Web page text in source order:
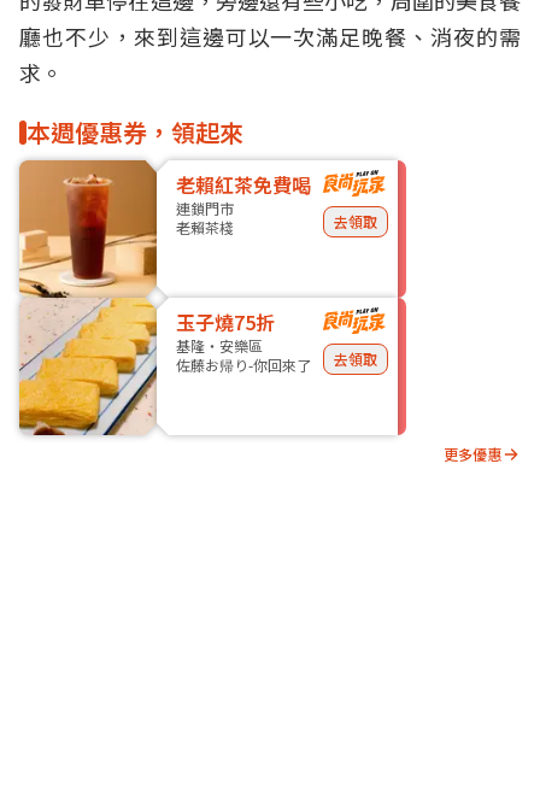
廳也不少，來到這邊可以一次滿足晚餐、消夜的需
求。
本週優惠券，領起來
老賴紅茶免費喝
連鎖門市
老賴茶棧
去領取
玉子燒75折
基隆・安樂區
佐藤お帰り-你回來了
去領取
更多優惠